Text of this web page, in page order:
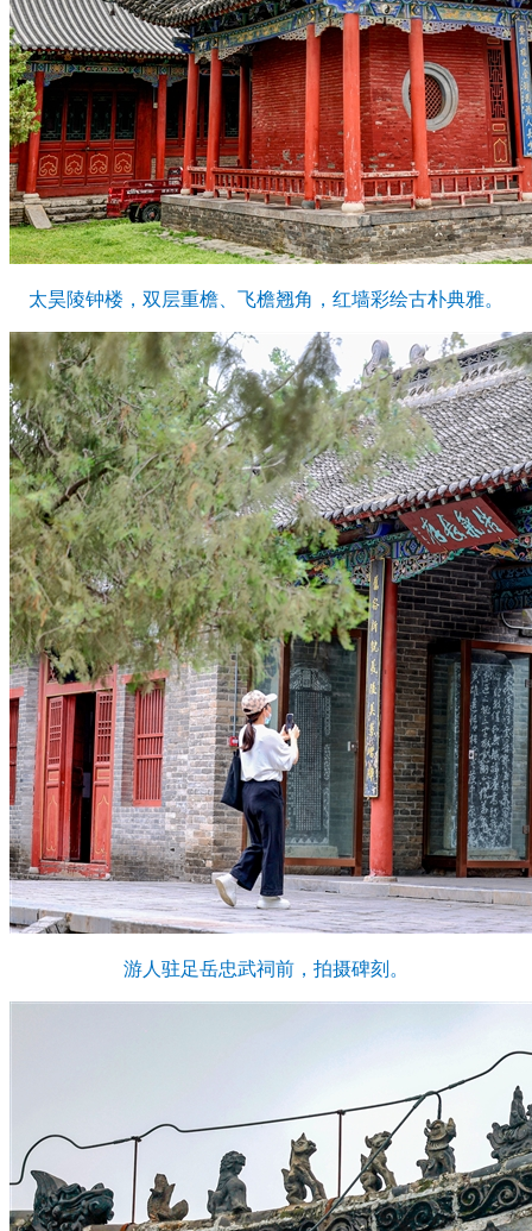
太昊陵钟楼，双层重檐、飞檐翘角，红墙彩绘古朴典雅。
游人驻足岳忠武祠前，拍摄碑刻。